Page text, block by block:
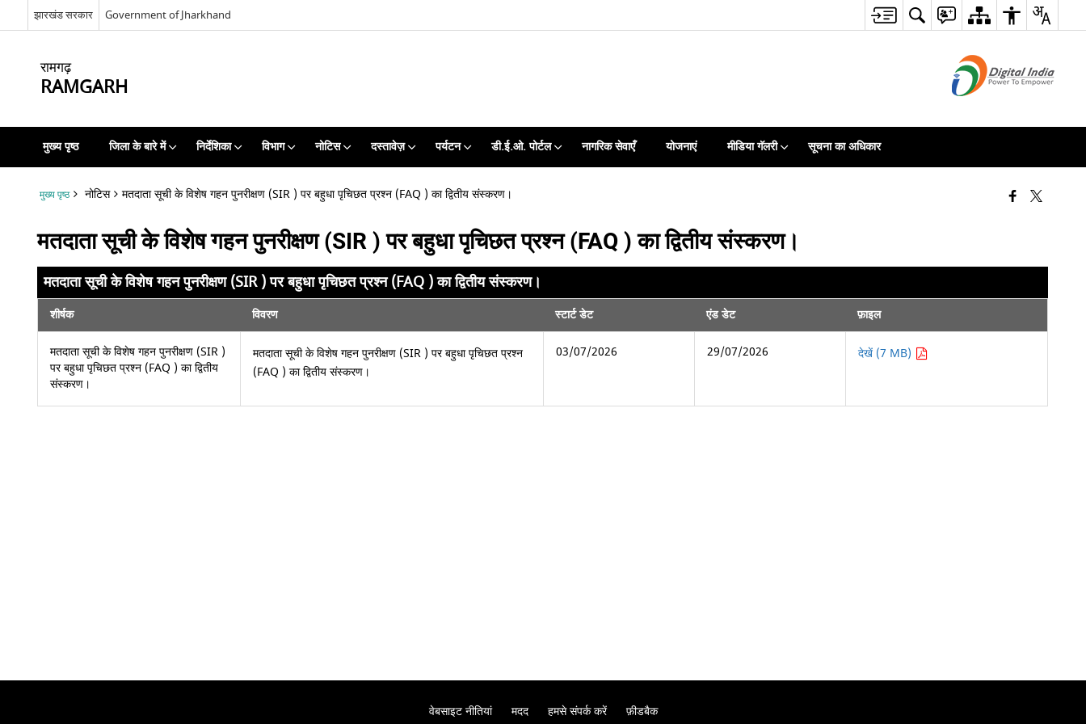
झारखंड सरकार Government of Jharkhand
रामगढ़
RAMGARH
मुख्य पृष्ठ जिला के बारे में निर्देशिका विभाग नोटिस दस्तावेज़ पर्यटन डी.ई.ओ. पोर्टल नागरिक सेवाएँ योजनाएं मीडिया गॅलरी सूचना का अधिकार
मुख्य पृष्ठ नोटिस मतदाता सूची के विशेष गहन पुनरीक्षण (SIR ) पर बहुधा पृचिछत प्रश्न (FAQ ) का द्वितीय संस्करण।
मतदाता सूची के विशेष गहन पुनरीक्षण (SIR ) पर बहुधा पृचिछत प्रश्न (FAQ ) का द्वितीय संस्करण।
मतदाता सूची के विशेष गहन पुनरीक्षण (SIR ) पर बहुधा पृचिछत प्रश्न (FAQ ) का द्वितीय संस्करण।
शीर्षक विवरण स्टार्ट डेट एंड डेट फ़ाइल
मतदाता सूची के विशेष गहन पुनरीक्षण (SIR )
पर बहुधा पृचिछत प्रश्न (FAQ ) का द्वितीय
संस्करण।
मतदाता सूची के विशेष गहन पुनरीक्षण (SIR ) पर बहुधा पृचिछत प्रश्न
(FAQ ) का द्वितीय संस्करण।
03/07/2026 29/07/2026 देखें (7 MB)
वेबसाइट नीतियां मदद हमसे संपर्क करें फ़ीडबैक